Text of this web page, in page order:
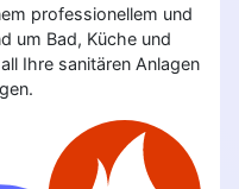
professionellem und
um Bad, Küche und
Ihre sanitären Anlagen